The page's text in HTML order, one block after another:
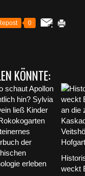
0
KÖNNTE:
weckt